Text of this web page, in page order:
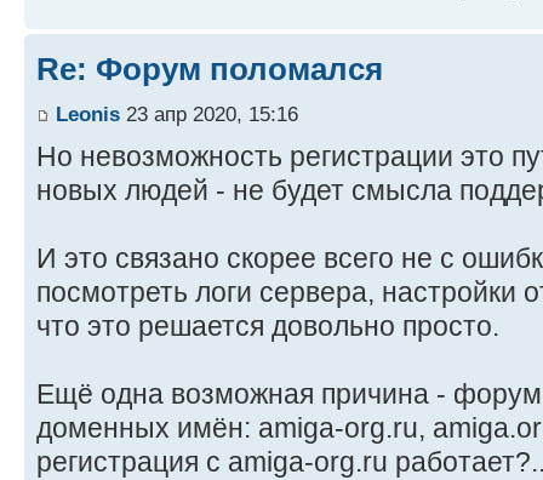
Re: Форум поломался
Leonis 23 апр 2020, 15:16
Но невозможность регистрации это
новых людей - не будет смысла
И это связано скорее всего не с
посмотреть логи сервера, настройки
что это решается довольно просто.
Ещё одна возможная причина -
доменных имён: amiga-org.ru,
регистрация с amiga-org.ru